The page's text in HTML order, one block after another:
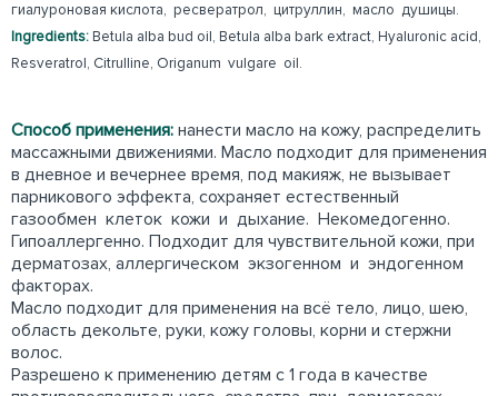
гиалуроновая кислота, ресвератрол, цитруллин, масло душицы.
Ingredients: Betula аlba bud oil, Betula аlba bark extract, Hyaluronic acid,
Resveratrol, Citrulline, Origanum vulgare oil.
Способ применения: нанести масло на кожу, распределить
массажными движениями. Масло подходит для применения
в дневное и вечернее время, под макияж, не вызывает
парникового эффекта, сохраняет естественный
газообмен клеток кожи и дыхание. Некомедогенно.
Гипоаллергенно. Подходит для чувствительной кожи, при
дерматозах, аллергическом экзогенном и эндогенном
факторах.
Масло подходит для применения на всё тело, лицо, шею,
область декольте, руки, кожу головы, корни и стержни
волос.
Разрешено к применению детям с 1 года в качестве